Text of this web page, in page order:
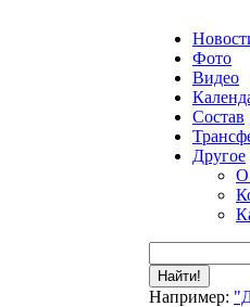
Фото
Видео
Состав
Другое
О
Найти!
Например: